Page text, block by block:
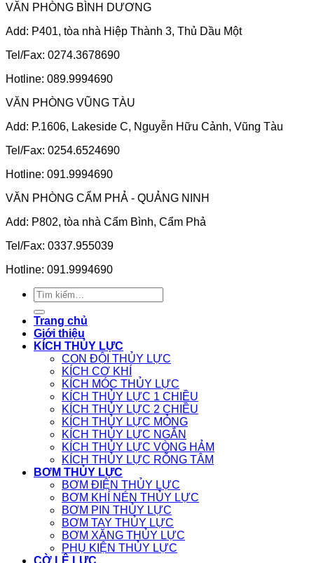
VĂN PHÒNG BÌNH DƯƠNG
Add: P401, tòa nhà Hiệp Thành 3, Thủ Dầu Một
Tel/Fax: 0274.3678690
Hotline: 089.9994690
VĂN PHÒNG VŨNG TÀU
Add: P.1606, Lakeside C, Nguyễn Hữu Cảnh, Vũng Tàu
Tel/Fax: 0254.6524690
Hotline: 091.9994690
VĂN PHÒNG CẨM PHẢ - QUẢNG NINH
Add: P802, tòa nhà Cẩm Bình, Cẩm Phả
Tel/Fax: 0337.955039
Hotline: 091.9994690
Tìm
kiếm:
Trang chủ
Giới thiệu
KÍCH THỦY LỰC
CON ĐỘI THỦY LỰC
KÍCH CƠ KHÍ
KÍCH MÓC THỦY LỰC
KÍCH THỦY LỰC 1 CHIỀU
KÍCH THỦY LỰC 2 CHIỀU
KÍCH THỦY LỰC MỎNG
KÍCH THỦY LỰC NGẮN
KÍCH THỦY LỰC VÒNG HẢM
KÍCH THỦY LỰC RỖNG TÂM
BƠM THỦY LỰC
BƠM ĐIỆN THỦY LỰC
BƠM KHÍ NÉN THỦY LỰC
BƠM PIN THỦY LỰC
BƠM TAY THỦY LỰC
BƠM XĂNG THỦY LỰC
PHỤ KIỆN THỦY LỰC
CỜ LÊ LỰC